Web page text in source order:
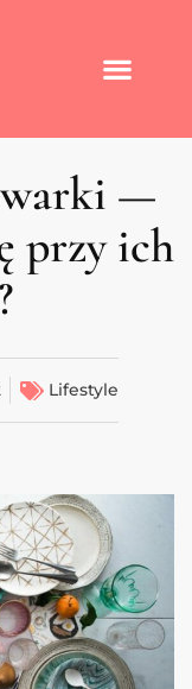
—
przy ich
Lifestyle